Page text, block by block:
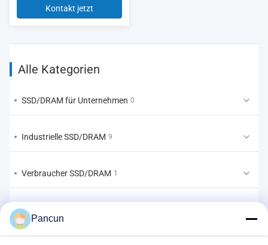
Kontakt jetzt
Alle Kategorien
SSD/DRAM für Unternehmen 0
Industrielle SSD/DRAM 9
Verbraucher SSD/DRAM 1
EMMC/UFS/LPDDR
Pancun